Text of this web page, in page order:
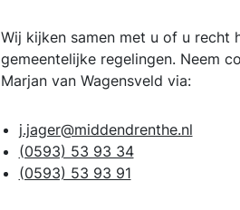
Wij kijken samen met u of u recht
gemeentelijke regelingen. Neem
Marjan van Wagensveld via:
j.jager@middendrenthe.nl
(0593) 53 93 34
(0593) 53 93 91